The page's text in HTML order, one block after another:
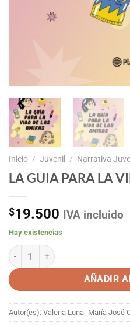
Inicio / Juvenil / Narrativa
LA GUIA PARA LA
$19.500 IVA incluido
Hay existencias
LA GUIA PARA LA VIDA DE LAS
AÑADIR
Autor(es): Valeria Luna- María José